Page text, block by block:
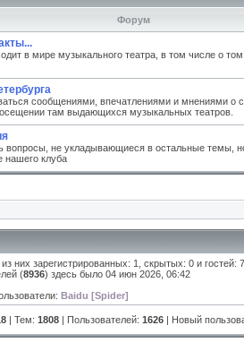
Форум
в мире музыкального театра, в том числе о
сообщениями, впечатлениями и мнениями о
там выдающихся музыкальных театров.
вопросы, не укладывающиеся в остальные темы,
нашего клуба
, из них зарегистрированных: 1, скрытых: 0 и
(8936) здесь было 04 июн 2026, 06:42
Baidu [Spider]
| Тем: 1808 | Пользователей: 1626 | Новый